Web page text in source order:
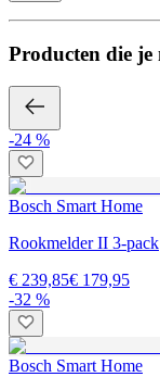
Producten die je
-24 %
Bosch Smart Home
Rookmelder II 3-pack
€ 239,85€ 179,95
-32 %
Bosch Smart Home